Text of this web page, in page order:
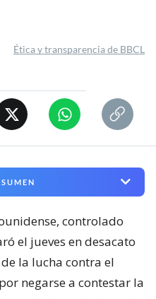
Ética y transparencia de BBCL
controlado
el jueves en desacato
la lucha contra el
por negarse a contestar la